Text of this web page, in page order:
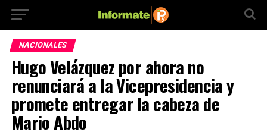
NACIONALES
Hugo Velázquez por ahora no
renunciará a la Vicepresidencia y
promete entregar la cabeza de
Mario Abdo